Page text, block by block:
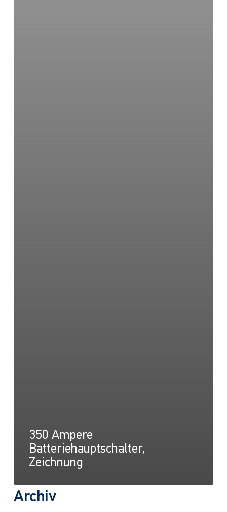
350 Ampere
Batteriehauptschalter,
Zeichnung
Archiv